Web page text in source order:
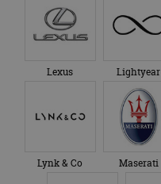
Lexus Lightyear
Lynk & Co Maserati